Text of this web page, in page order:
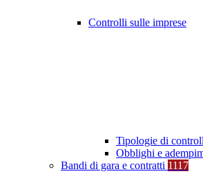
Controlli sulle imprese
Tipologie di
Obblighi e
Bandi di gara e contratti 1117